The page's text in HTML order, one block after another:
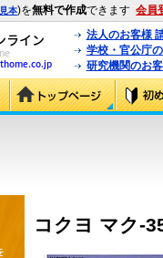
見本)を無料で作成できます 会員
法人のお客様
学校・官公庁
研究機関のお
コクヨ マク-